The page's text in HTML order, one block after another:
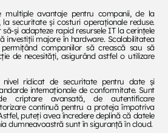
multiple avantaje pentru companii, de la
securitate și costuri operaționale reduse.
și adapteze rapid resursele IT la cerințele
investiții majore în hardware. Scalabilitatea
companiilor să crească sau să
de necesități, asigurând astfel o utilizare
ridicat de securitate pentru date și
internaționale de conformitate. Sunt
criptare avansată, de autentificare
continuă pentru a proteja împotriva
puteți avea încredere deplină că datele
dumneavoastră sunt în siguranță în cloud.